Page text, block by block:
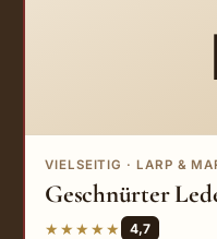
VIELSEITIG · LARP &
Geschnürter
★★★★★ 4,7